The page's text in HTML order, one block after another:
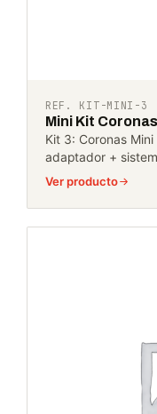
REF. KIT-MINI-3
Mini Kit
Kit 3: Coronas
adaptador +
Ver producto